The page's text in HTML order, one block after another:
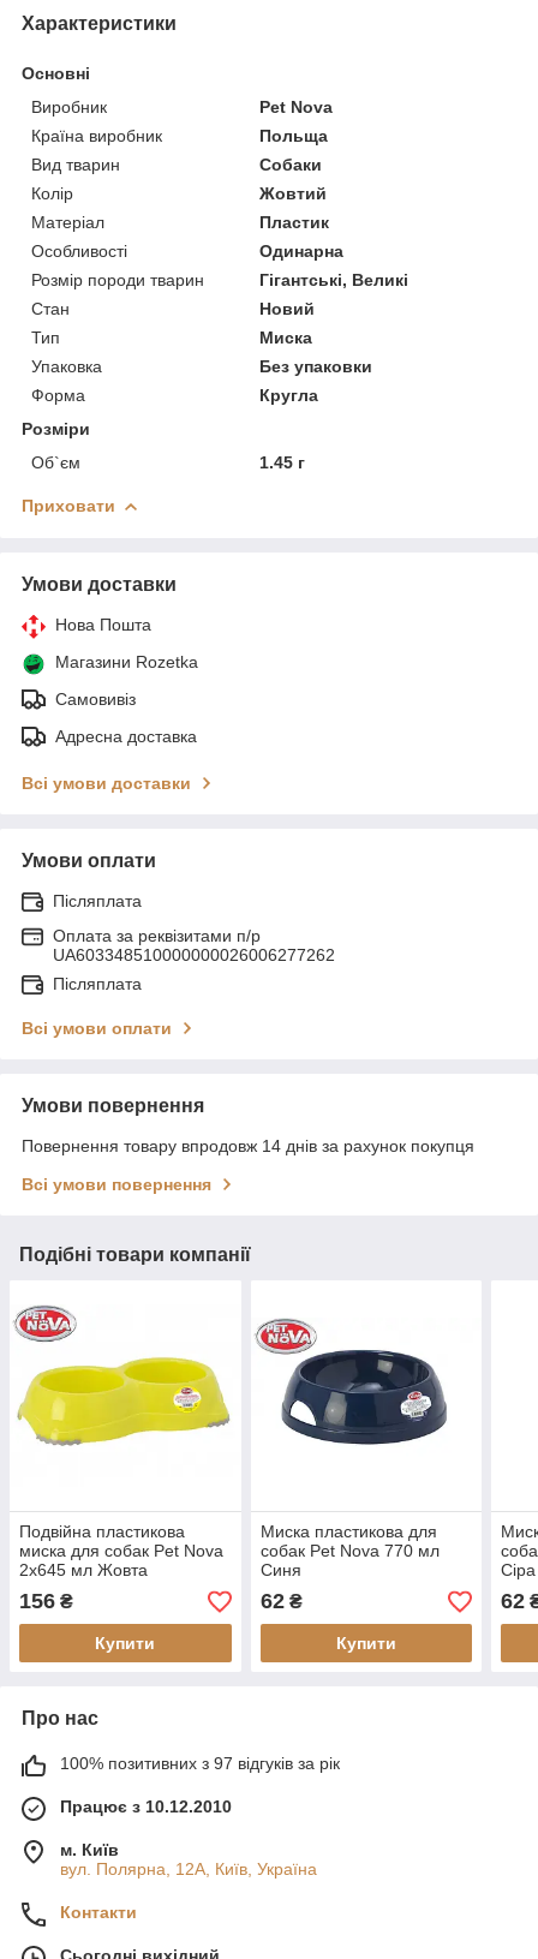
Характеристики
Основні
Виробник
Pet Nova
Країна виробник
Польща
Вид тварин
Собаки
Колір
Жовтий
Матеріал
Пластик
Особливості
Одинарна
Розмір породи тварин
Гігантські, Великі
Стан
Новий
Тип
Миска
Упаковка
Без упаковки
Форма
Кругла
Розміри
Об`єм
1.45 г
Приховати
Умови доставки
Нова Пошта
Магазини Rozetka
Самовивіз
Адресна доставка
Всі умови доставки
Умови оплати
Післяплата
Оплата за реквізитами п/р
UA603348510000000026006277262
Післяплата
Всі умови оплати
Умови повернення
Повернення товару впродовж 14 днів за рахунок покупця
Всі умови повернення
Подібні товари компанії
Подвійна пластикова
миска для собак Pet Nova
2х645 мл Жовта
156 ₴
Купити
Миска пластикова для
собак Pet Nova 770 мл
Синя
62₴
Купити
Сіра
62
Про нас
100% позитивних з 97 відгуків за рік
Працює з 10.12.2010
м. Київ
вул. Полярна, 12А, Київ, Україна
Контакти